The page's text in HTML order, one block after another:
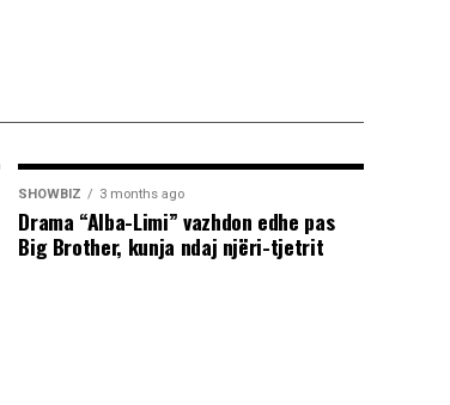
SHOWBIZ 3 months ago
Drama “Alba-Limi” vazhdon edhe pas
Big Brother, kunja ndaj njëri-tjetrit